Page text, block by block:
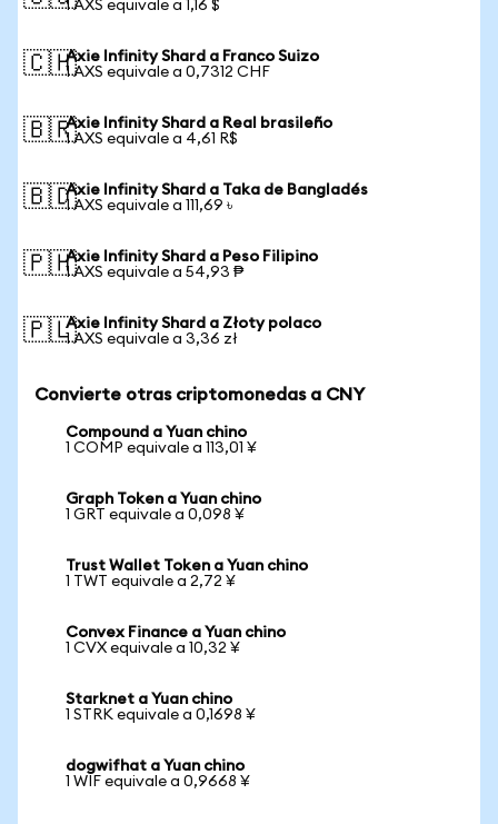
1 AXS equivale a 1,16 $
🇨🇭Axie Infinity Shard a Franco Suizo
1 AXS equivale a 0,7312 CHF
🇧🇷Axie Infinity Shard a Real brasileño
1 AXS equivale a 4,61 R$
🇧🇩Axie Infinity Shard a Taka de Bangladés
1 AXS equivale a 111,69 ৳
🇵🇭Axie Infinity Shard a Peso Filipino
1 AXS equivale a 54,93 ₱
🇵🇱Axie Infinity Shard a Złoty polaco
1 AXS equivale a 3,36 zł
Convierte otras criptomonedas a CNY
Compound a Yuan chino
1 COMP equivale a 113,01 ¥
Graph Token a Yuan chino
1 GRT equivale a 0,098 ¥
Trust Wallet Token a Yuan chino
1 TWT equivale a 2,72 ¥
Convex Finance a Yuan chino
1 CVX equivale a 10,32 ¥
Starknet a Yuan chino
1 STRK equivale a 0,1698 ¥
dogwifhat a Yuan chino
1 WIF equivale a 0,9668 ¥